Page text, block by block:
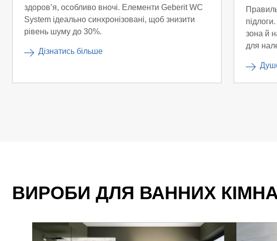
здоров’я, особливо вночі. Елементи Geberit WC
System ідеально синхронізовані, щоб знизити
рівень шуму до 30%.
Дізнатись більше
зона й
для
ВИРОБИ ДЛЯ ВАННИХ